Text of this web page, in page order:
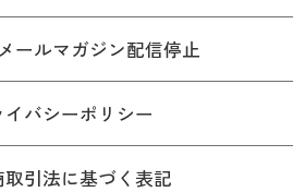
ールマガジン配信停止
イバシーポリシー
引法に基づく表記